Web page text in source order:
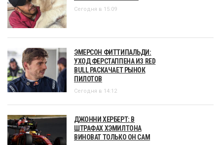
Сегодня в 15:09
ЭМЕРСОН ФИТТИПАЛЬДИ:
УХОД ФЕРСТАППЕНА ИЗ RED
BULL РАСКАЧАЕТ РЫНОК
ПИЛОТОВ
Сегодня в 14:12
ДЖОННИ ХЕРБЕРТ: В
ШТРАФАХ ХЭМИЛТОНА
ВИНОВАТ ТОЛЬКО ОН САМ